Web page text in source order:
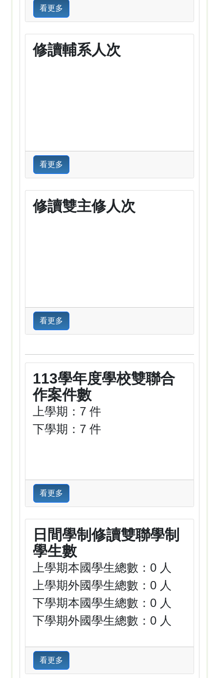
看更多
修讀輔系人次
看更多
修讀雙主修人次
看更多
113學年度學校雙聯合
作案件數
上學期：7 件
下學期：7 件
看更多
日間學制修讀雙聯學制
學生數
上學期本國學生總數：0 人
上學期外國學生總數：0 人
下學期本國學生總數：0 人
下學期外國學生總數：0 人
看更多